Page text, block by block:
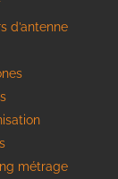
d’antenne
métrage